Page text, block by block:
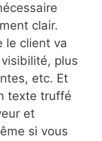
clair.
le client va
visibilité, plus
etc. Et
texte truffé
et
si vous